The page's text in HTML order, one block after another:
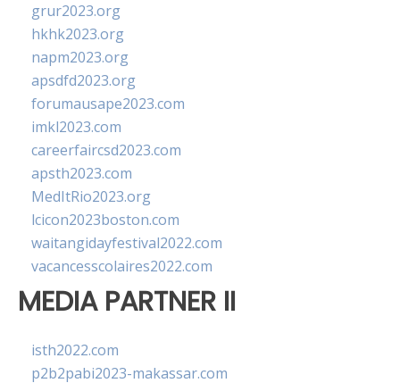
grur2023.org
hkhk2023.org
napm2023.org
apsdfd2023.org
forumausape2023.com
imkl2023.com
careerfaircsd2023.com
apsth2023.com
MedItRio2023.org
lcicon2023boston.com
waitangidayfestival2022.com
vacancesscolaires2022.com
MEDIA PARTNER II
isth2022.com
p2b2pabi2023-makassar.com